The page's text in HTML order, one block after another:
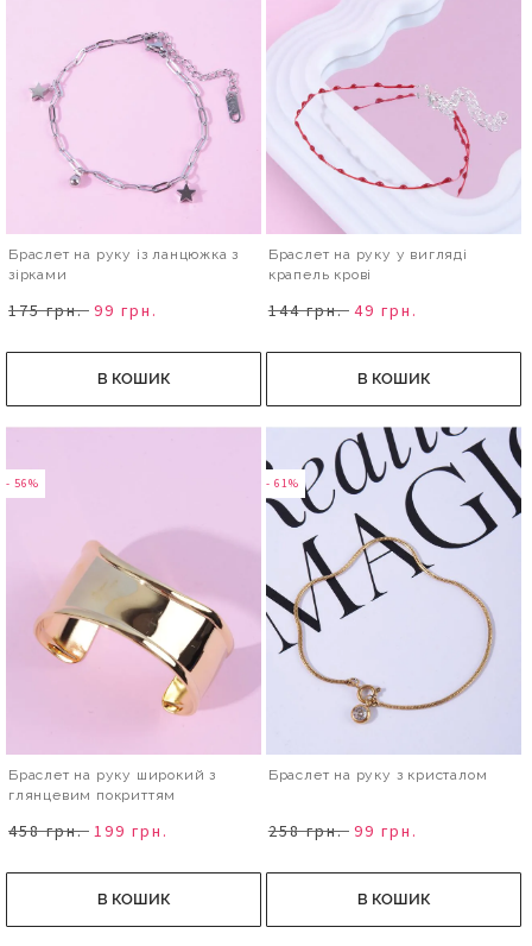
Браслет на руку із ланцюжка з
зірками
175 грн. 99 грн.
В КОШИК
Браслет на руку у вигляді
крапель крові
144 грн. 49 грн.
В КОШИК
- 56%
Браслет на руку широкий з
глянцевим покриттям
458 грн. 199 грн.
В КОШИК
- 61%
Браслет на руку з кристалом
258 грн. 99 грн.
В КОШИК